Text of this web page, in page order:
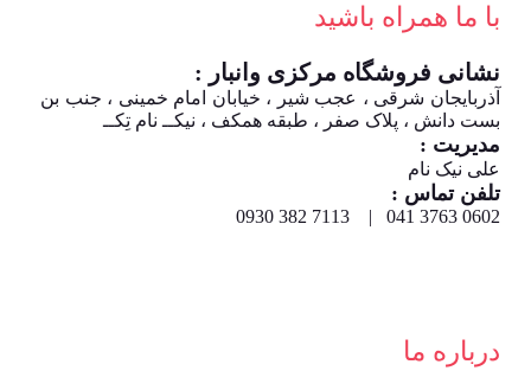
با ما همراه باشید
نشانی فروشگاه مرکزی وانبار :
آذربایجان شرقی ، عجب شیر ، خیابان امام خمینی ، جنب بن
بست دانش ، پلاک صفر ، طبقه همکف ، نیکــ نام تِکــ
مدیریت :
علی نیک نام
تلفن تماس :
0602 3763 041 | 7113 382 0930
درباره ما